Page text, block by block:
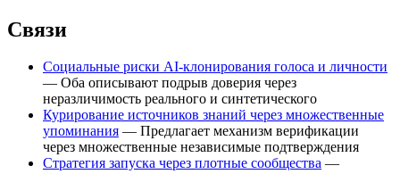
Связи
Социальные риски AI-клонирования голоса и личности
— Оба описывают подрыв доверия через
неразличимость реального и синтетического
Курирование источников знаний через множественные
упоминания — Предлагает механизм верификации
через множественные независимые подтверждения
Стратегия запуска через плотные сообщества —